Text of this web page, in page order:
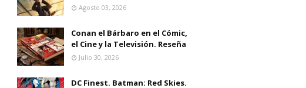
Agosto 03, 2026
Conan el Bárbaro en el Cómic,
el Cine y la Televisión. Reseña
Julio 30, 2026
DC Finest. Batman: Red Skies.